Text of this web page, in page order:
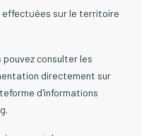
effectuées sur le territoire
consulter les
directement sur
d'informations